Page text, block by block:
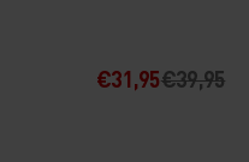
€31,95€39,95